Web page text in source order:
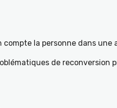
la personne dans une
de